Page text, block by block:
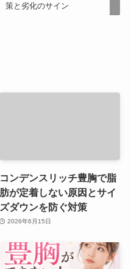
策と劣化のサイン
コンデンスリッチ豊胸で脂
肪が定着しない原因とサイ
ズダウンを防ぐ対策
2026年6月15日